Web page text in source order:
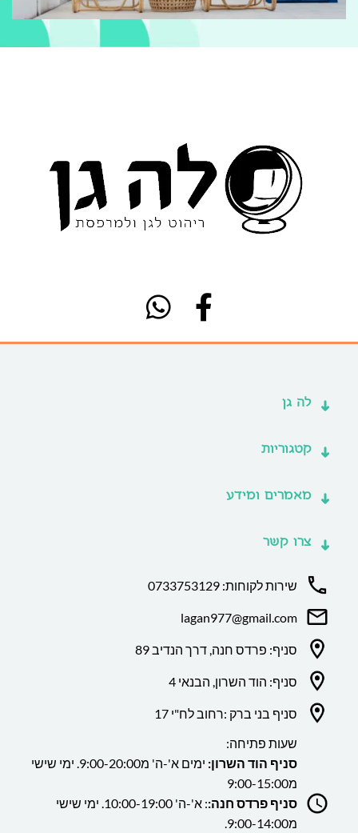
לה גן
קטגוריות
מאמרים ומידע
צרו קשר
שירות לקוחות: 0733753129
lagan977@gmail.com
סניף: פרדס חנה, דרך הנדיב 89
סניף: הוד השרון, הבנאי 4
סניף בני ברק :רחוב לח"י 17
שעות פתיחה:
סניף הוד השרון:
ימים א'-ה' מ9:00-20:00. ימי שישי
מ9:00-15:00
סניף פרדס חנה:
: א'-ה' 10:00-19:00. ימי שישי
מ9:00-14:00.